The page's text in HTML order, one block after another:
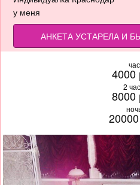
у меня
АНКЕТА УСТАРЕЛА И
час
4000
2
8000